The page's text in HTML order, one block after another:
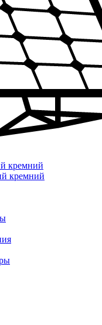
кремний
кремний